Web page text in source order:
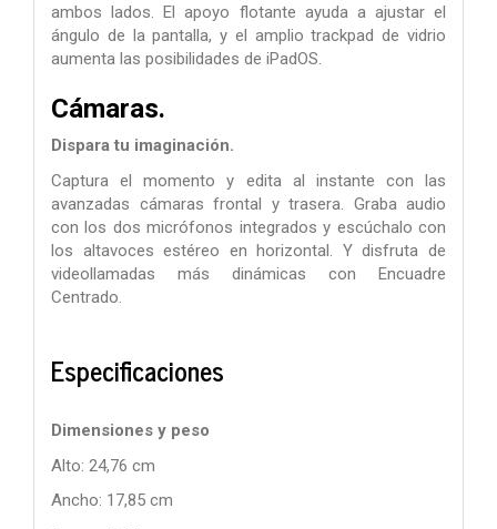
ambos lados. El apoyo flotante ayuda a ajustar el
ángulo de la pantalla, y el amplio trackpad de vidrio
aumenta las posibili­dades de iPadOS.
Cámaras.
Dispara tu imaginación.
Captura el momento y edita al instante con las
avanzadas cámaras frontal y trasera. Graba audio
con los dos micrófonos integrados y escúchalo con
los altavoces estéreo en horizontal. Y disfruta de
videollamadas más dinámicas con Encuadre
Centrado.
Especificaciones
Dimensiones y peso
Alto: 24,76 cm
Ancho: 17,85 cm